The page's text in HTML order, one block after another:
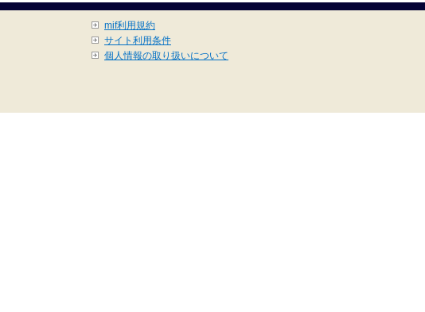
mif利用規約
サイト利用条件
個人情報の取り扱いについて